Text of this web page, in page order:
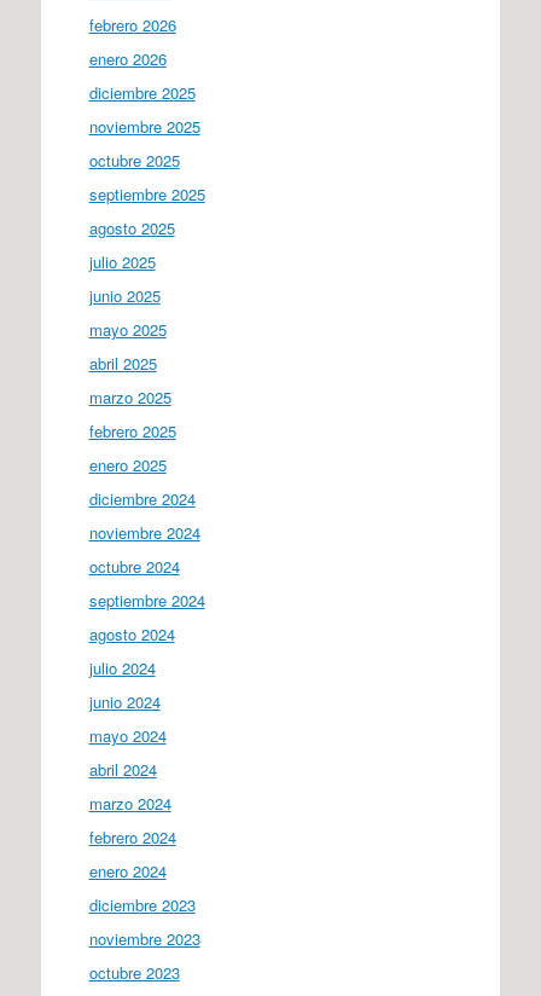
febrero 2026
enero 2026
diciembre 2025
noviembre 2025
octubre 2025
septiembre 2025
agosto 2025
julio 2025
junio 2025
mayo 2025
abril 2025
marzo 2025
febrero 2025
enero 2025
diciembre 2024
noviembre 2024
octubre 2024
septiembre 2024
agosto 2024
julio 2024
junio 2024
mayo 2024
abril 2024
marzo 2024
febrero 2024
enero 2024
diciembre 2023
noviembre 2023
octubre 2023